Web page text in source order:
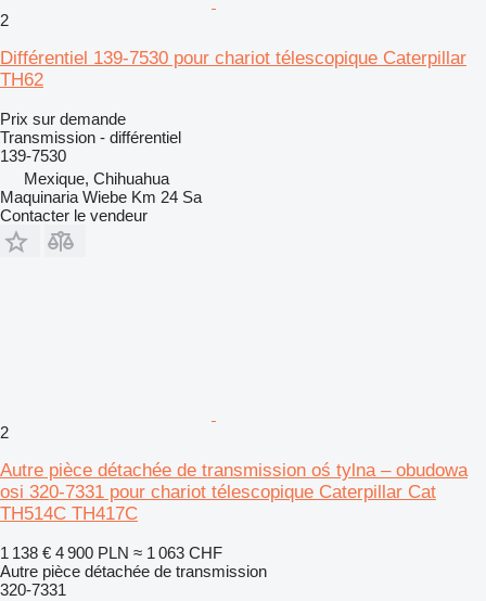
2
Différentiel 139-7530 pour chariot télescopique Caterpillar
TH62
Prix sur demande
Transmission - différentiel
139-7530
Mexique, Chihuahua
Maquinaria Wiebe Km 24 Sa
Contacter le vendeur
2
Autre pièce détachée de transmission oś tylna – obudowa
osi 320-7331 pour chariot télescopique Caterpillar Cat
TH514C TH417C
1 138 € 4 900 PLN ≈ 1 063 CHF
Autre pièce détachée de transmission
320-7331